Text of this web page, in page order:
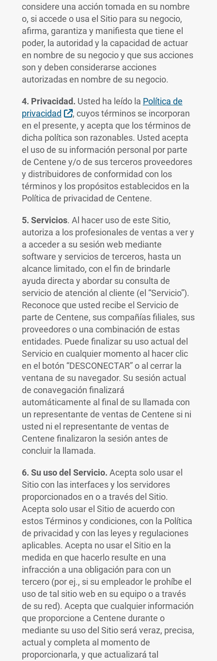
considere una acción tomada en su nombre
o, si accede o usa el Sitio para su negocio,
afirma, garantiza y manifiesta que tiene el
poder, la autoridad y la capacidad de actuar
en nombre de su negocio y que sus acciones
son y deben considerarse acciones
autorizadas en nombre de su negocio.
4. Privacidad. Usted ha leído la Política de
privacidad
External Link
, cuyos términos se incorporan
en el presente, y acepta que los términos de
dicha política son razonables. Usted acepta
el uso de su información personal por parte
de Centene y/o de sus terceros proveedores
y distribuidores de conformidad con los
términos y los propósitos establecidos en la
Política de privacidad de Centene.
5. Servicios. Al hacer uso de este Sitio,
autoriza a los profesionales de ventas a ver y
a acceder a su sesión web mediante
software y servicios de terceros, hasta un
alcance limitado, con el fin de brindarle
ayuda directa y abordar su consulta de
servicio de atención al cliente (el “Servicio”).
Reconoce que usted recibe el Servicio de
parte de Centene, sus compañías filiales, sus
proveedores o una combinación de estas
entidades. Puede finalizar su uso actual del
Servicio en cualquier momento al hacer clic
en el botón “DESCONECTAR” o al cerrar la
ventana de su navegador. Su sesión actual
de conavegación finalizará
automáticamente al final de su llamada con
un representante de ventas de Centene si ni
usted ni el representante de ventas de
Centene finalizaron la sesión antes de
concluir la llamada.
6. Su uso del Servicio. Acepta solo usar el
Sitio con las interfaces y los servidores
proporcionados en o a través del Sitio.
Acepta solo usar el Sitio de acuerdo con
estos Términos y condiciones, con la Política
de privacidad y con las leyes y regulaciones
aplicables. Acepta no usar el Sitio en la
medida en que hacerlo resulte en una
infracción a una obligación para con un
tercero (por ej., si su empleador le prohíbe el
uso de tal sitio web en su equipo o a través
de su red). Acepta que cualquier información
que proporcione a Centene durante o
mediante su uso del Sitio será veraz, precisa,
actual y completa al momento de
proporcionarla, y que actualizará tal